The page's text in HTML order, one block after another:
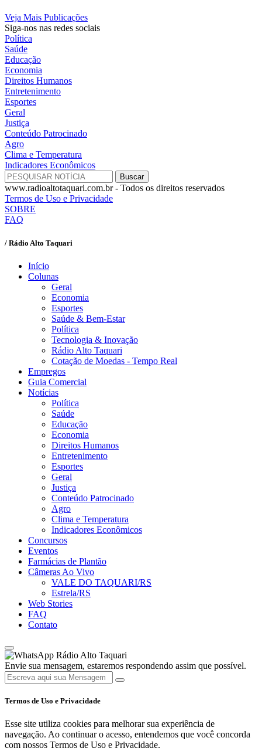
Veja Mais Publicações
Siga-nos nas redes sociais
Política
Saúde
Educação
Economia
Direitos Humanos
Entretenimento
Esportes
Geral
Justiça
Conteúdo Patrocinado
Agro
Clima e Temperatura
Indicadores Econômicos
www.radioaltotaquari.com.br - Todos os direitos reservados
Termos de Uso e Privacidade
SOBRE
FAQ
/ Rádio Alto Taquari
Início
Colunas
Geral
Economia
Esportes
Saúde & Bem-Estar
Política
Tecnologia & Inovação
Rádio Alto Taquari
Cotação de Moedas - Tempo Real
Empregos
Guia Comercial
Notícias
Política
Saúde
Educação
Economia
Direitos Humanos
Entretenimento
Esportes
Geral
Justiça
Conteúdo Patrocinado
Agro
Clima e Temperatura
Indicadores Econômicos
Concursos
Eventos
Farmácias de Plantão
Câmeras Ao Vivo
VALE DO TAQUARI/RS
Estrela/RS
Web Stories
FAQ
Contato
Rádio Alto Taquari
Envie sua mensagem, estaremos respondendo assim que possível.
Termos de Uso e Privacidade
Esse site utiliza cookies para melhorar sua experiência de
navegação. Ao continuar o acesso, entendemos que você concorda
com nossos Termos de Uso e Privacidade.